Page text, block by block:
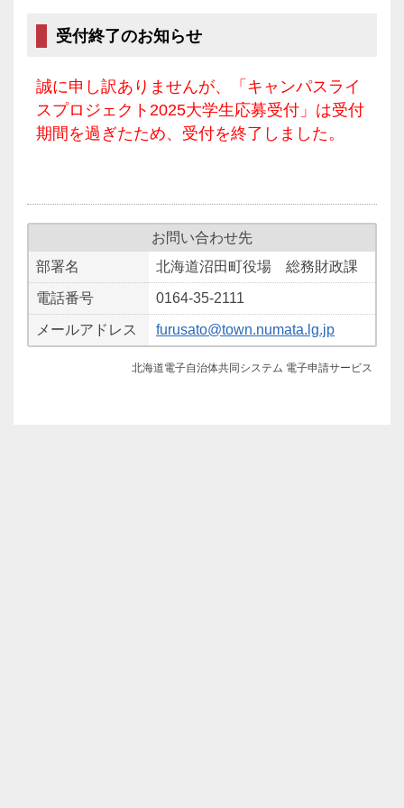
受付終了のお知らせ
誠に申し訳ありませんが、「キャンパスライ
スプロジェクト2025大学生応募受付」は受付
期間を過ぎたため、受付を終了しました。
お問い合わせ先
部署名
北海道沼田町役場 総務財政課
電話番号 0164-35-2111
メールアドレス furusato@town.numata.lg.jp
北海道電子自治体共同システム 電子申請サービス